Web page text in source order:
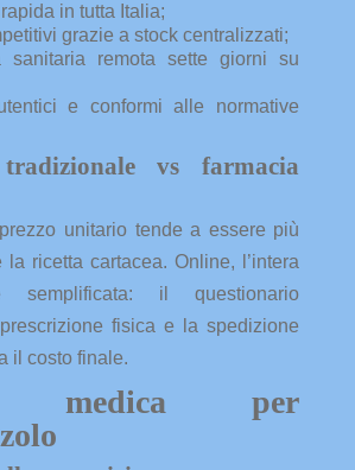
in tutta Italia;
grazie a stock centralizzati;
sanitaria remota sette giorni su
e conformi alle normative
vs farmacia
unitario tende a essere più
ricetta cartacea. Online, l’intera
semplificata: il questionario
fisica e la spedizione
il costo finale.
medica per